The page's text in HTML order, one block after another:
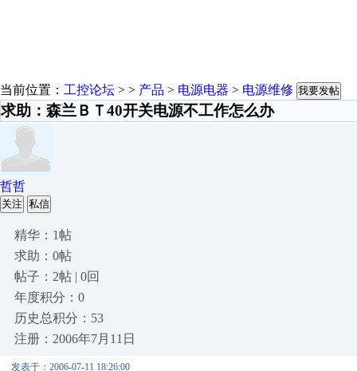
当前位置： 工控论坛 > > 产品 > 电源电器 > 电源维修 我要发帖
求助：森兰ＢＴ40开关电源不工作怎么办
哲哲
关注 私信
精华：1帖
求助：0帖
帖子：2帖 | 0回
年度积分：0
历史总积分：53
注册：2006年7月11日
发表于：2006-07-11 18:26:00